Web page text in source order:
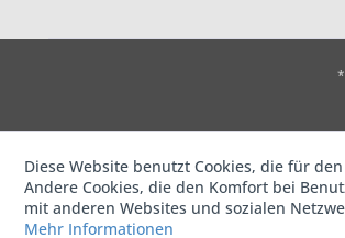
Diese Website benutzt Cookies, die für
Andere Cookies, die den Komfort bei
mit anderen Websites und sozialen
Mehr Informationen